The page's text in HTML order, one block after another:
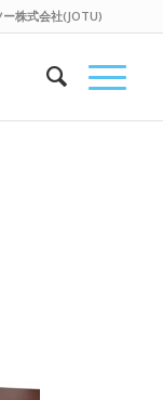
株式会社(JOTU)